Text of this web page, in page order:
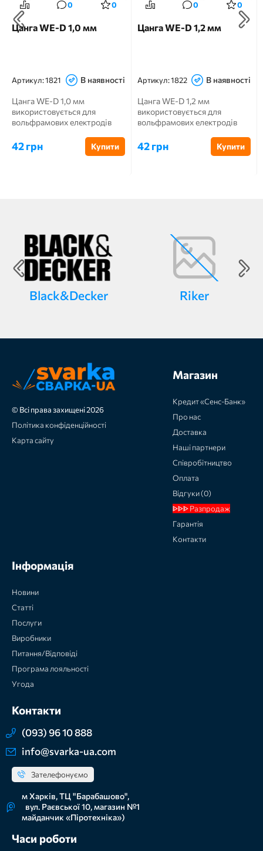
0 0
Цанга WE-D 1,0 мм
Артикул:1821 В наявності
Цанга WE-D 1,0 мм
використовується для
вольфрамових електродів
42 грн Купити
0 0
Цанга WE-D 1,2 мм
Артикул:1822 В наявності
Цанга WE-D 1,2 мм
використовується для
вольфрамових електродів
ABITIG®...
42 грн Купити
Black&Decker Riker
© Всі права захищені 2026
Політика конфіденційності
Карта сайту
Магазин
Кредит «Сенс-Банк»
Про нас
Доставка
Наші партнери
Співробітництво
Оплата
Відгуки (0)
ᐈᐈᐈ Разпродаж
Гарантія
Контакти
Інформація
Новини
Статті
Послуги
Виробники
Питання/Відповіді
Програма лояльності
Угода
Контакти
(093) 96 10 888
info@svarka-ua.com
Зателефонуємо
м Харків, ТЦ "Барабашово",
вул. Раєвської 10, магазин №1
майданчик «Піротехніка»)
Часи роботи